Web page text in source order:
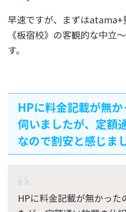
早速ですが、まずはatama+
《板宿校》の客観的な中立
す。
HPに料金記載が無
伺いましたが、定額
なので割安と感じま
HPに料金記載が無かった